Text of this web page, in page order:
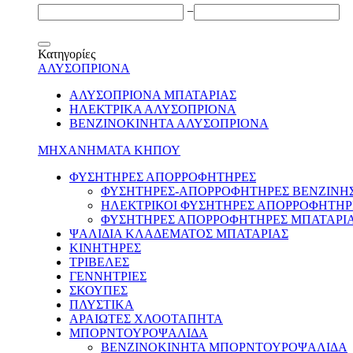
−
Κατηγορίες
ΑΛΥΣΟΠΡΙΟΝΑ
ΑΛΥΣΟΠΡΙΟΝΑ ΜΠΑΤΑΡΙΑΣ
ΗΛΕΚΤΡΙΚΑ ΑΛΥΣΟΠΡΙΟΝΑ
ΒΕΝΖΙΝΟΚΙΝΗΤΑ ΑΛΥΣΟΠΡΙΟΝΑ
ΜΗΧΑΝΗΜΑΤΑ ΚΗΠΟΥ
ΦΥΣΗΤΗΡΕΣ ΑΠΟΡΡΟΦΗΤΗΡΕΣ
ΦΥΣΗΤΗΡΕΣ-ΑΠΟΡΡΟΦΗΤΗΡΕΣ
ΗΛΕΚΤΡΙΚΟΙ ΦΥΣΗΤΗΡΕΣ
ΦΥΣΗΤΗΡΕΣ ΑΠΟΡΡΟΦΗΤΗΡΕΣ
ΨΑΛΙΔΙΑ ΚΛΑΔΕΜΑΤΟΣ ΜΠΑΤΑΡΙΑΣ
ΚΙΝΗΤΗΡΕΣ
ΤΡΙΒΕΛΕΣ
ΓΕΝΝΗΤΡΙΕΣ
ΣΚΟΥΠΕΣ
ΠΛΥΣΤΙΚΑ
ΑΡΑΙΩΤΕΣ ΧΛΟΟΤΑΠΗΤΑ
ΜΠΟΡΝΤΟΥΡΟΨΑΛΙΔΑ
ΒΕΝΖΙΝΟΚΙΝΗΤΑ ΜΠΟΡΝΤΟΥΡΟΨΑΛΙΔΑ